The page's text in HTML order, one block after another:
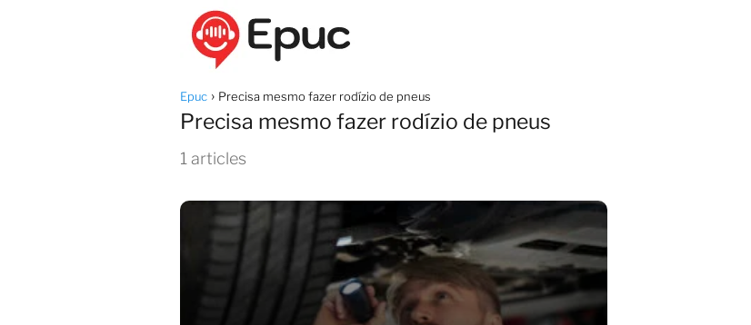
Epuc Precisa mesmo fazer rodízio de pneus
Precisa mesmo fazer rodízio de pneus
1 articles